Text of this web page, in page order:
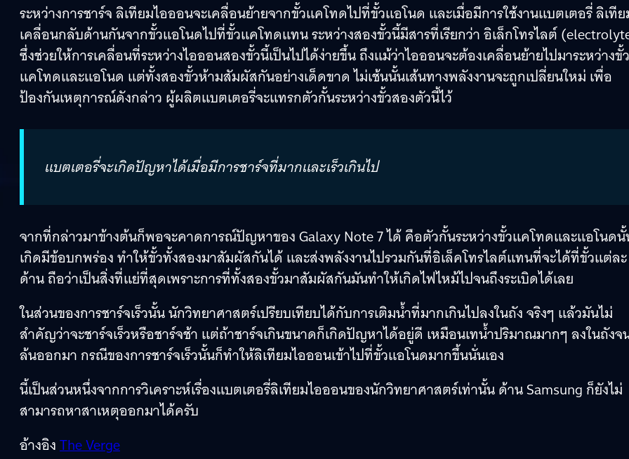
ระหว่างการชาร์จ ลิเทียมไอออนจะเคลื่อนย้ายจากขั้วแคโทดไปที่ขั้วแอโนด และเมื่อมีการใช้งานแบตเตอรี่ ลิเที
เคลื่อนกลับด้านกันจากขั้วแอโนดไปที่ขั้วแคโทดแทน ระหว่างสองขั้วนี้มีสารที่เรียกว่า อิเล็กโทรไลต์
ซึ่งช่วยให้การเคลื่อนที่ระหว่างไอออนสองขั้วนี้เป็นไปได้ง่ายขึ้น ถึงแม้ว่าไอออนจะต้องเคลื่อนย้ายไปมาระหว่างขั้ว
แคโทดและแอโนด แต่ทั้งสองขั้วห้ามสัมผัสกันอย่างเด็ดขาด ไม่เช้นนั้นเส้นทางพลังงานจะถูกเปลี่ยนใหม่ เพื่อ
ป้องกันเหตุการณ์ดังกล่าว ผู้ผลิตแบตเตอรี่จะแทรกตัวกั้นระหว่างขั้วสองตัวนี้ไว้
แบตเตอรี่จะเกิดปัญหาได้เมื่อมีการชาร์จที่มากและเร็วเกินไป
จากที่กล่าวมาข้างต้นก็พอจะคาดการณ์ปัญหาของ Galaxy Note 7 ได้ คือตัวกั้นระหว่างขั้วแคโทดและแอโนด
เกิดมีข้อบกพร่อง ทำให้ขั้วทั้งสองมาสัมผัสกันได้ และส่งพลังงานไปรวมกันที่อิเล็คโทรไลต์แทนที่จะได้ที่ขั้วแต่ละ
ด้าน ถือว่าเป็นสิ่งที่แย่ที่สุดเพราะการที่ทั้งสองขั้วมาสัมผัสกันมันทำให้เกิดไฟไหม้ไปจนถึงระเบิดได้เลย
ในส่วนของการชาร์จเร็วนั้น นักวิทยาศาสตร์เปรียบเทียบได้กับการเติมน้ำที่มากเกินไปลงในถัง จริงๆ แล้วมันไม่
สำคัญว่าจะชาร์จเร็วหรือชาร์จช้า แต่ถ้าชาร์จเกินขนาดก็เกิดปัญหาได้อยู่ดี เหมือนเทน้ำปริมาณมากๆ ลงในถัง
ล้นออกมา กรณีของการชาร์จเร็วนั้นก็ทำให้ลิเทียมไอออนเข้าไปที่ขั้วแอโนดมากขึ้นนั่นเอง
นี้เป็นส่วนหนึ่งจากการวิเคราะห์เรื่องแบตเตอรี่ลิเทียมไอออนของนักวิทยาศาสตร์เท่านั้น ด้าน Samsung ก็ยังไม่
สามารถหาสาเหตุออกมาได้ครับ
อ้างอิงThe Verge